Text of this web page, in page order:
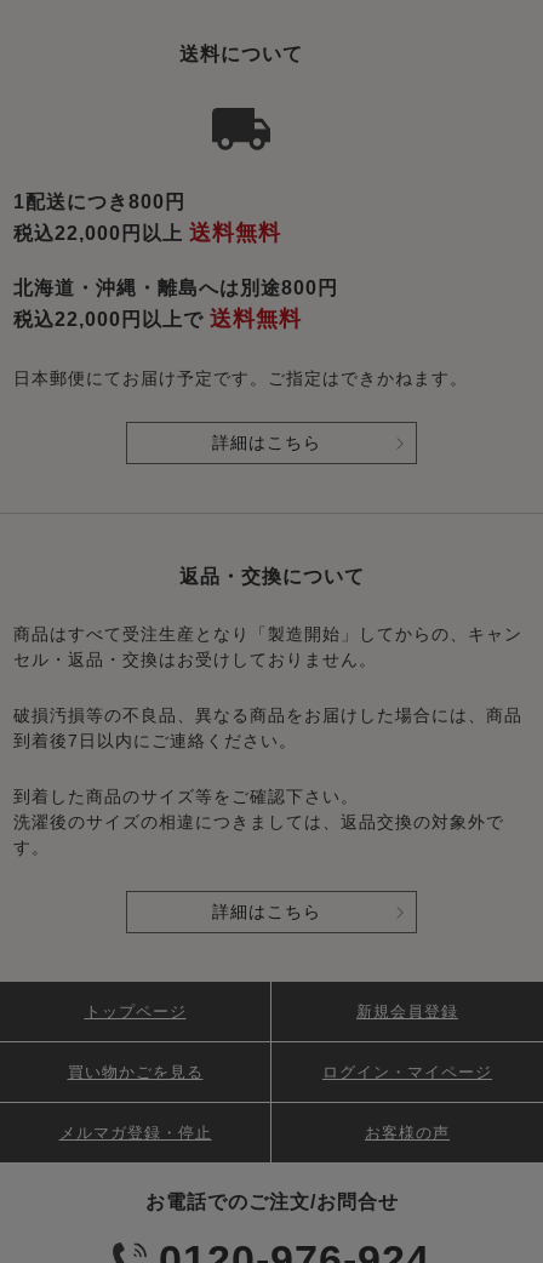
送料について
1配送につき800円
税込22,000円以上送料無料
北海道・沖縄・離島へは別途800円
税込22,000円以上で送料無料
日本郵便にてお届け予定です。ご指定はできかねます。
詳細はこちら
返品・交換について
商品はすべて受注生産となり「製造開始」してからの、キャン
セル・返品・交換はお受けしておりません。
破損汚損等の不良品、異なる商品をお届けした場合には、商品
到着後7日以内にご連絡ください。
到着した商品のサイズ等をご確認下さい。
洗濯後のサイズの相違につきましては、返品交換の対象外で
す。
詳細はこちら
お電話でのご注文/お問合せ
トップページ 新規会員登録
買い物かごを見る ログイン・マイページ
メルマガ登録・停止 お客様の声